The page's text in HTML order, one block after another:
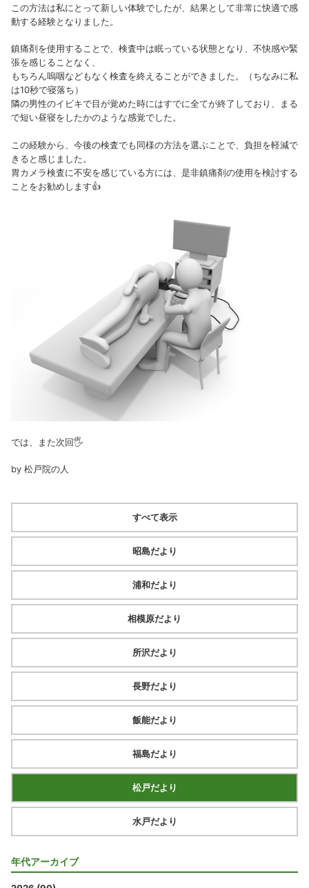
この方法は私にとって新しい体験でしたが、結果として非常に快適で感
動する経験となりました。
鎮痛剤を使用することで、検査中は眠っている状態となり、不快感や緊
張を感じることなく、
もちろん嗚咽などもなく検査を終えることができました。（ちなみに私
は10秒で寝落ち）
隣の男性のイビキで目が覚めた時にはすでに全てが終了しており、まる
で短い昼寝をしたかのような感覚でした。
この経験から、今後の検査でも同様の方法を選ぶことで、負担を軽減で
きると感じました。
胃カメラ検査に不安を感じている方には、是非鎮痛剤の使用を検討する
ことをお勧めします👍
では、また次回🖐️
by 松戸院の人
すべて表示
昭島だより
浦和だより
相模原だより
所沢だより
長野だより
飯能だより
福島だより
松戸だより
水戸だより
年代アーカイブ